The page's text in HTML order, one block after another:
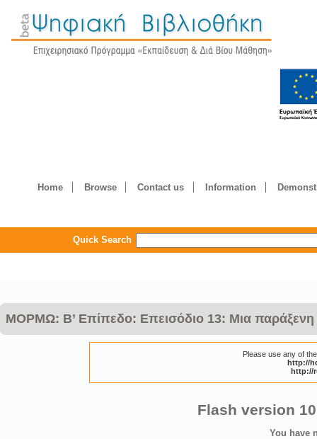
Home Browse Contact us Information
Quick Search
ΜΟΡΜΩ: Β’ Επίπεδο: Επεισόδιο 13: Μια
Please use any of
http://
http://
Flash version
You have